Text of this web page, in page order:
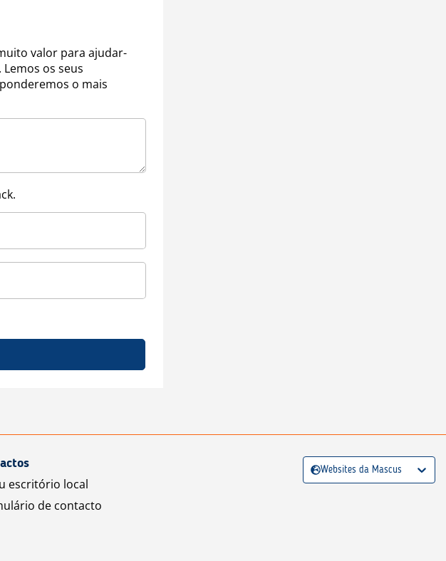
valor para ajudar-
os seus
o mais
escritório local
de contacto
Websites da Mascus